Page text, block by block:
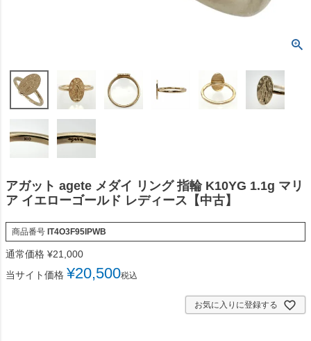
アガット agete メダイ リング 指輪 K10YG 1.1g マリ
ア イエローゴールド レディース【中古】
商品番号 IT4O3F95IPWB
通常価格 ¥21,000
当サイト価格 ¥20,500税込
お気に入りに登録する